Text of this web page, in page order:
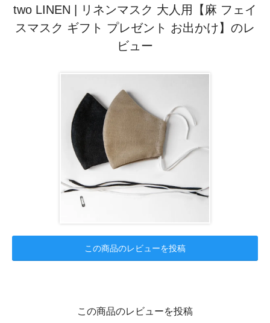
two LINEN | リネンマスク 大人用【麻 フェイ
スマスク ギフト プレゼント お出かけ】のレ
ビュー
この商品のレビューを投稿
この商品のレビューを投稿